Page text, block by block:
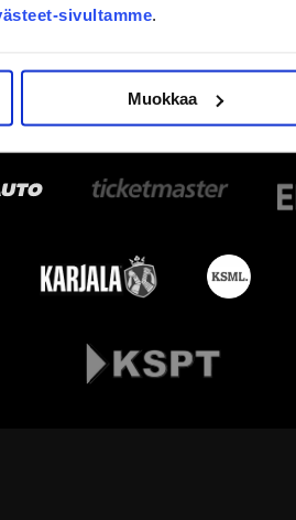
sivultamme.
Muokkaa